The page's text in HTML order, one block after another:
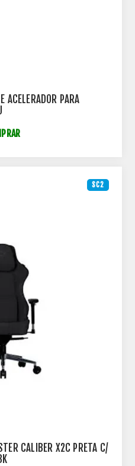
ACELERADOR PARA
SC2
CALIBER X2C PRETA C/